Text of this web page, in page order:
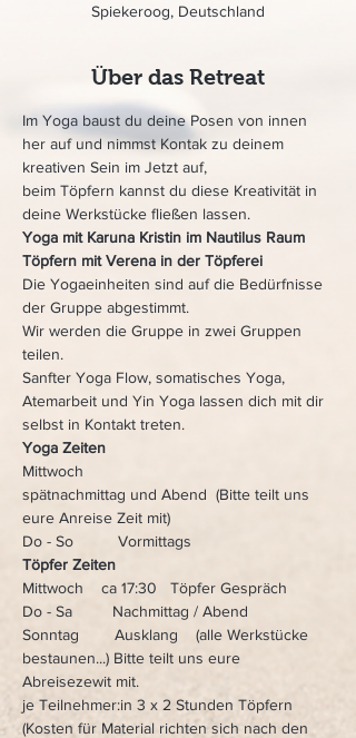
Spiekeroog, Deutschland
Über das Retreat
Im Yoga baust du deine Posen von innen
her auf und nimmst Kontak zu deinem
kreativen Sein im Jetzt auf,
beim Töpfern kannst du diese Kreativität in
deine Werkstücke fließen lassen.
Yoga mit Karuna Kristin im Nautilus Raum
Töpfern mit Verena in der Töpferei
Die Yogaeinheiten sind auf die Bedürfnisse
der Gruppe abgestimmt.
Wir werden die Gruppe in zwei Gruppen
teilen.
Sanfter Yoga Flow, somatisches Yoga,
Atemarbeit und Yin Yoga lassen dich mit dir
selbst in Kontakt treten.
Yoga Zeiten
Mittwoch
spätnachmittag und Abend  (Bitte teilt uns
eure Anreise Zeit mit)
Do - So          Vormittags
Töpfer Zeiten
Mittwoch    ca 17:30   Töpfer Gespräch
Do - Sa         Nachmittag / Abend
Sonntag        Ausklang    (alle Werkstücke
bestaunen...) Bitte teilt uns eure
Abreisezewit mit.
je Teilnehmer:in 3 x 2 Stunden Töpfern
(Kosten für Material richten sich nach den